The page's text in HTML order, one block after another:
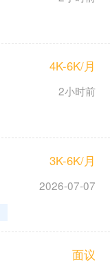
4K-6K/月
2小时前
3K-6K/月
2026-07-07
面议